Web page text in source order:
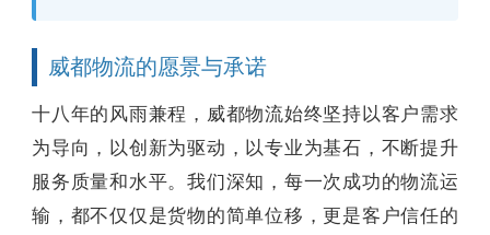
威都物流的愿景与承诺
十八年的风雨兼程，威都物流始终坚持以客户需求
为导向，以创新为驱动，以专业为基石，不断提升
服务质量和水平。我们深知，每一次成功的物流运
输，都不仅仅是货物的简单位移，更是客户信任的